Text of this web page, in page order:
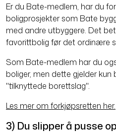
Er du Bate-medlem, har du
boligprosjekter som Bate
med andre utbyggere. Det
favorittbolig før det ordinære
Som Bate-medlem har du
boliger, men dette gjelder
"tilknyttede borettslag".
Les mer om forkjøpsretten her.
3) Du slipper å pusse